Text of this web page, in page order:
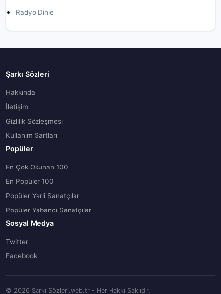
Radyo Dinle
Şarkı Sözleri
Hakkında
İletişim
Gizlilik Sözleşmesi
Kullanım Şartları
Popüler
En Çok Okunan 100
En Popüler 100
Popüler Yerli Sanatçılar
Popüler Yabancı Sanatçılar
Sosyal Medya
Twitter
Facebook
© 2026 Şarkı Sözleri.web.tr - Her Hakkı Saklıdır.